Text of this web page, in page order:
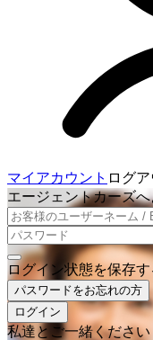
マイアカウント ログア
エージェントカーズ
ログイン状態を保存す
パスワードをお忘れの方
ログイン
私達とご一緒ください